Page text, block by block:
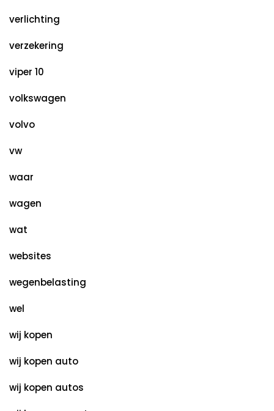
verlichting
verzekering
viper 10
volkswagen
volvo
vw
waar
wagen
wat
websites
wegenbelasting
wel
wij kopen
wij kopen auto
wij kopen autos